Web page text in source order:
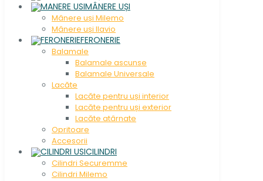
MÂNERE UȘI
Mânere uși Milemo
Mânere uși Ilavio
FERONERIE
Balamale
Balamale ascunse
Balamale Universale
Lacăte
Lacăte pentru uși interior
Lacăte pentru uși exterior
Lacăte atârnate
Opritoare
Accesorii
CILINDRI
Cilindri Securemme
Cilindri Milemo